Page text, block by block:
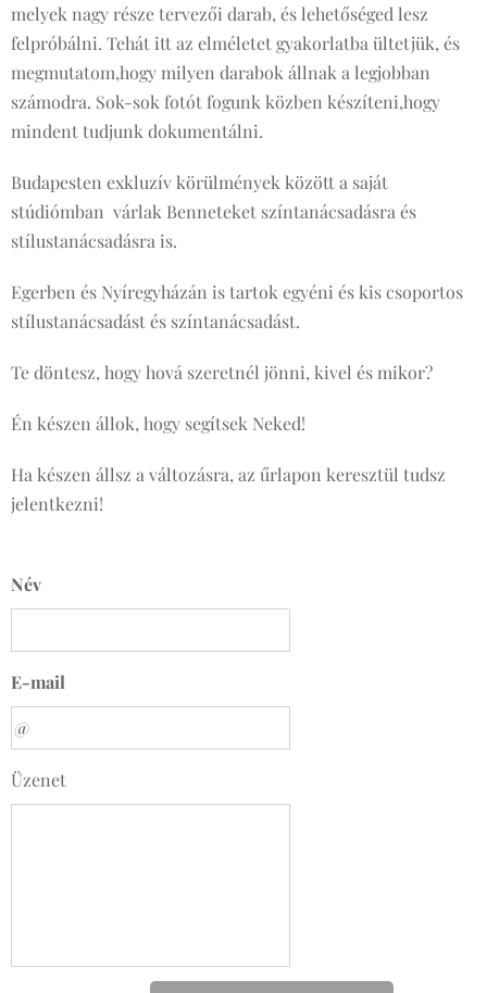
melyek nagy része tervezői darab, és lehetőséged lesz
felpróbálni. Tehát itt az elméletet gyakorlatba ültetjük, és
megmutatom,hogy milyen darabok állnak a legjobban
számodra. Sok-sok fotót fogunk közben készíteni,hogy
mindent tudjunk dokumentálni.
Budapesten exkluzív körülmények között a saját
stúdiómban várlak Benneteket színtanácsadásra és
stílustanácsadásra is.
Egerben és Nyíregyházán is tartok egyéni és kis csoportos
stílustanácsadást és színtanácsadást.
Te döntesz, hogy hová szeretnél jönni, kivel és mikor?
Én készen állok, hogy segítsek Neked!
Ha készen állsz a változásra, az űrlapon keresztül tudsz
jelentkezni!
Név
E-mail
Üzenet